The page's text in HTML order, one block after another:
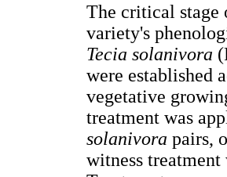
The critical stage
variety's
Tecia solanivora
were established
vegetative
treatment was
solanivora pairs,
witness